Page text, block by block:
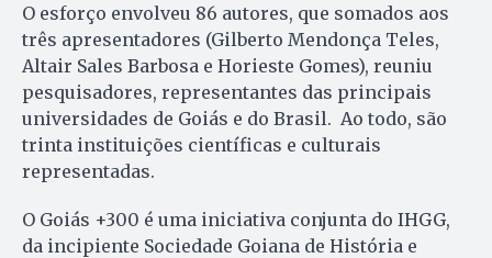
O esforço envolveu 86 autores, que somados aos
três apresentadores (Gilberto Mendonça Teles,
Altair Sales Barbosa e Horieste Gomes), reuniu
pesquisadores, representantes das principais
universidades de Goiás e do Brasil. Ao todo, são
trinta instituições científicas e culturais
representadas.
O Goiás +300 é uma iniciativa conjunta do IHGG,
da incipiente Sociedade Goiana de História e